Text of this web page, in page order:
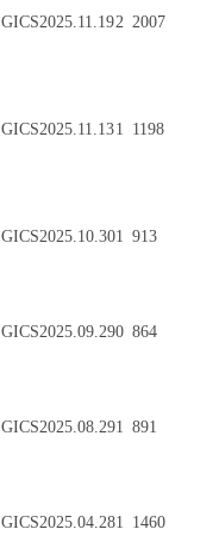
GICS2025.11.192 2007
GICS2025.11.131 1198
GICS2025.10.301 913
GICS2025.09.290 864
GICS2025.08.291 891
GICS2025.04.281 1460